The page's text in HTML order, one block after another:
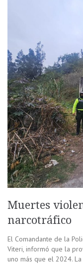
Muertes
narcotráfico
El Comandante de la
Viteri, informó que la
uno más que el 2024.